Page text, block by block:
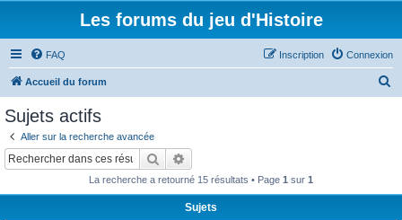
Les forums du jeu d'Histoire
FAQ Connexion
Inscription
Accueil du forum
Sujets actifs
Aller sur la recherche avancée
Rechercher
La recherche a retourné 15 résultats • Page 1 sur 1
Sujets